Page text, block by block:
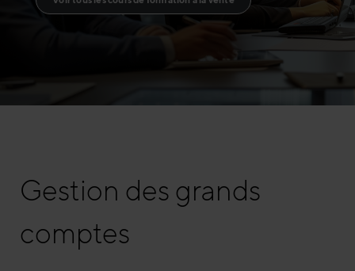
Gestion des grands
comptes